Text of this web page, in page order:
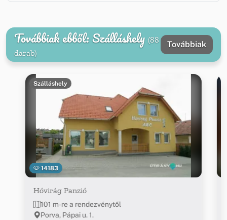
Továbbiak ebből: Szálláshely (88
darab)
Továbbiak
14183
Szálláshely
Hóvirág Panzió
101 m-re a rendezvénytől
Porva, Pápai u. 1.